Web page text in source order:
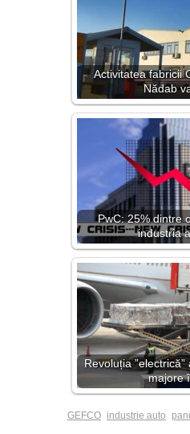
Activitatea fabricii
Nădab
PwC: 25% dintre
industria
Revoluția
majore
GEFCO industrie auto